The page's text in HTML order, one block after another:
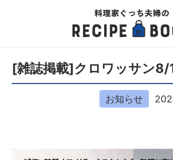
[雑誌掲載]クロワッサン8/
お知らせ